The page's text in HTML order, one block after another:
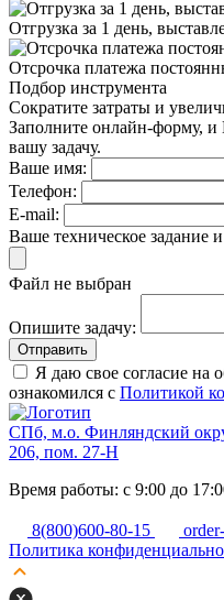
Отгрузка за 1 день,
Отсрочка платежа
Подбор инструмента
Сократите затраты и
Заполните онлайн-форму, и
вашу задачу.
Ваше имя:
Телефон:
E-mail:
Ваше техническое задание
Файл не выбран
Опишите задачу:
Отправить
Я даю свое согласие на
ознакомился с Политикой
СПб, м.о. Финляндский
206, пом. 27-Н
Время работы: с 9:00 до
8(800)600-80-15
Политика